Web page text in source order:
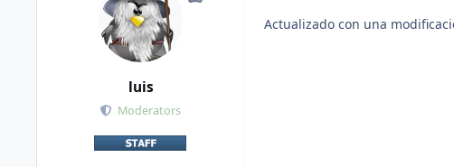
luis
Moderators
Actualizado con una